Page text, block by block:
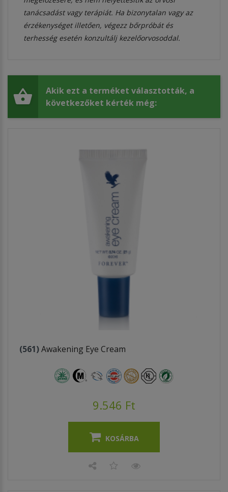
tanácsadást vagy terápiát. Ha bizonytalan vagy az
érzékenységet illetően, végezz bőrpróbát és
terhesség esetén konzultálj kezelőorvosoddal.
Akik ezt a terméket választották, a
következőket kérték még:
(561)Awakening Eye Cream
9.546 Ft
KOSÁRBA